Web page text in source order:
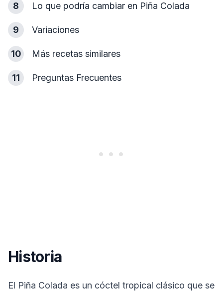
8 Lo que podría cambiar en Piña Colada
9 Variaciones
10 Más recetas similares
11 Preguntas Frecuentes
Historia
El Piña Colada es un cóctel tropical clásico que se